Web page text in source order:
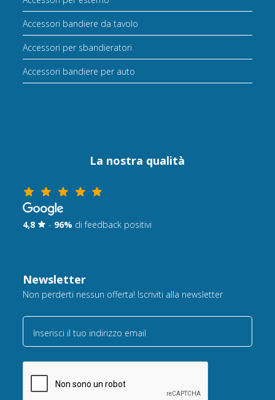
Accessori bandiere da tavolo
Accessori per sbandieratori
Accessori bandiere per auto
La nostra qualità
4,8 - 96% di feedback positivi
Newsletter
Non perderti nessun offerta! Iscriviti alla newsletter
Inserisci il tuo indirizzo email